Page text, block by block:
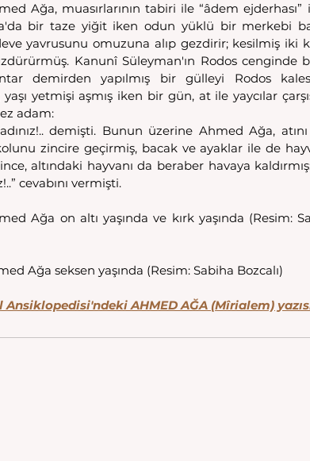
Ağa, muasırlarının tabiri ile “âdem
bir taze yiğit iken odun yüklü bir merkebi
yavrusunu omuzuna alıp gezdirir; kesilmiş iki
Kanunî Süleyman'ın Rodos
demirden yapılmış bir gülleyi Rodos
yetmişi aşmış iken bir gün, at ile yaycılar
adam:
demişti. Bunun üzerine Ahmed Ağa, atını
zincire geçirmiş, bacak ve ayaklar ile de
altındaki hayvanı da beraber havaya
cevabını vermişti.
Ağa on altı yaşında ve kırk yaşında (Resim:
Ağa seksen yaşında (Resim: Sabiha Bozcalı)
AHMED AĞA (Mîrialem)